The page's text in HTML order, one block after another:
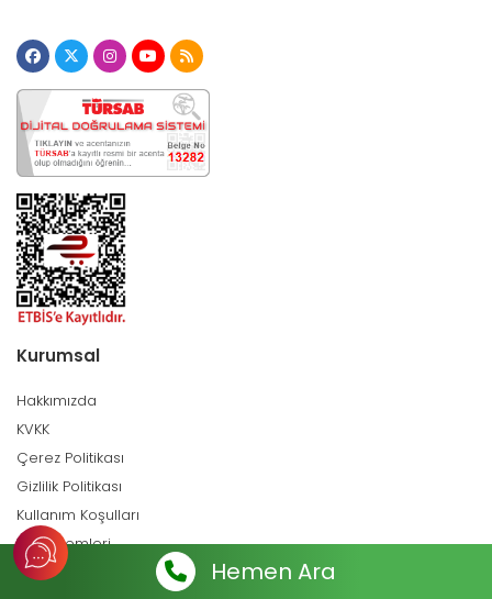
Kurumsal
Hakkımızda
KVKK
Çerez Politikası
Gizlilik Politikası
Kullanım Koşulları
Vize İşlemleri
Tesisinizi Ekleyin
Hemen Ara